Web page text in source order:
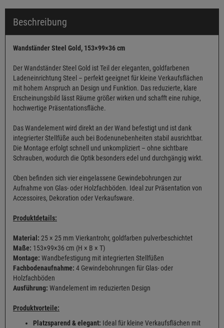
Beschreibung
Wandständer Steel Gold, 153×99×36 cm
Der Wandständer Steel Gold ist Teil der eleganten, goldfarbenen
Ladeneinrichtung Steel – perfekt geeignet für kleine Verkaufsflächen
mit hohem Anspruch an Design und Funktion. Das reduzierte, klare
Erscheinungsbild lässt Räume größer wirken und schafft eine ruhige,
hochwertige Präsentationsfläche.
Das Wandelement wird direkt an der Wand befestigt und ist dank
integrierter Stellfüße auch bei Bodenunebenheiten stabil ausrichtbar.
Die Montage erfolgt schnell und unkompliziert – ohne sichtbare
Schrauben, wodurch die Optik besonders edel und durchgängig wirkt.
Oben befinden sich vier eingelassene Gewindebohrungen zur
Aufnahme von Glas- oder Holzfachböden. Ideal zur Präsentation von
Accessoires, Dekoration oder Verkaufsware.
Produktdetails:
Material: 25 × 25 mm Vierkantrohr, goldfarben pulverbeschichtet
Maße: 153×99×36 cm (H × B × T)
Montage: Wandbefestigung mit integrierten Stellfüßen
Fachbodenaufnahme: 4 Gewindebohrungen für Glas- oder
Holzfachböden
Ausführung: Wandelement im reduzierten Design
Produktvorteile:
Platzsparend & elegant: Ideal für kleine Verkaufsflächen mit